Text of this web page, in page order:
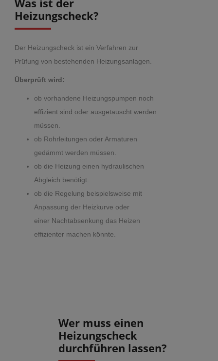
Was ist der
Heizungscheck?
Der Heizungscheck ist ein Verfahren zur
Prüfung von bestehenden Heizungsanlagen.
Überprüft wird:
ob vorhandene Heizungspumpen noch
effizient sind oder ausgetauscht werden
müssen.
ob Rohrleitungen oder Armaturen
gedämmt werden müssen.
ob die Heizung einen hydraulischen
Abgleich benötigt.
ob die Regelung beispielsweise mit
Anpassung der Heizkurve oder
einer Nachtabsenkung das Heizen
effizienter machen könnte.
Wer muss einen
Heizungscheck
durchführen lassen?